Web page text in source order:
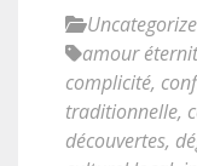
amour
complicité,
traditionnelle,
découvertes,